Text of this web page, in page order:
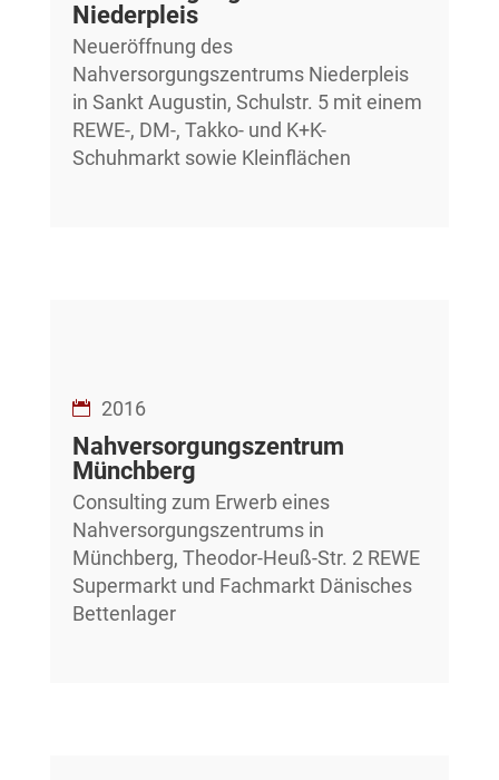
Niederpleis
Neueröffnung des
Nahversorgungszentrums Niederpleis
in Sankt Augustin, Schulstr. 5 mit einem
REWE-, DM-, Takko- und K+K-
Schuhmarkt sowie Kleinflächen
2016
Nahversorgungszentrum
Münchberg
Consulting zum Erwerb eines
Nahversorgungszentrums in
Münchberg, Theodor-Heuß-Str. 2 REWE
Supermarkt und Fachmarkt Dänisches
Bettenlager